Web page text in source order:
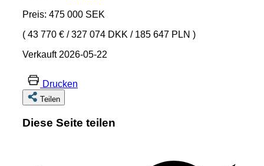
Preis: 475 000 SEK
( 43 770 € /327 074 DKK /185 647 PLN )
Verkauft 2026-05-22
Drucken
Teilen
Diese Seite teilen